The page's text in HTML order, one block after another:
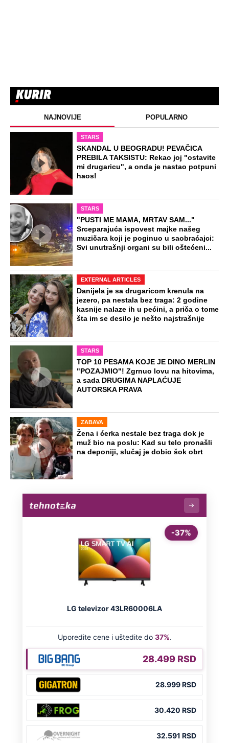
NAJNOVIJE POPULARNO
STARS
SKANDAL U BEOGRADU! PEVAČICA
PREBILA TAKSISTU: Rekao joj "ostavite
mi drugaricu", a onda je nastao potpuni
haos!
STARS
"PUSTI ME MAMA, MRTAV SAM..."
Srceparajuća ispovest majke našeg
muzičara koji je poginuo u saobraćajci:
Svi unutrašnji organi su bili oštećeni...
EXTERNAL ARTICLES
Danijela je sa drugaricom krenula na
jezero, pa nestala bez traga: 2 godine
kasnije nalaze ih u pećini, a priča o tome
šta im se desilo je nešto najstrašnije
STARS
TOP 10 PESAMA KOJE JE DINO MERLIN
"POZAJMIO"! Zgrnuo lovu na hitovima,
a sada DRUGIMA NAPLAĆUJE
AUTORSKA PRAVA
ZABAVA
Žena i ćerka nestale bez traga dok je
muž bio na poslu: Kad su telo pronašli
na deponiji, slučaj je dobio šok obrt